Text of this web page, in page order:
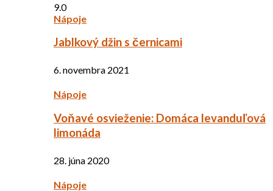
9.0
Nápoje
Jablkový džin s černicami
6. novembra 2021
Nápoje
Voňavé osvieženie: Domáca levanduľová
limonáda
28. júna 2020
Nápoje